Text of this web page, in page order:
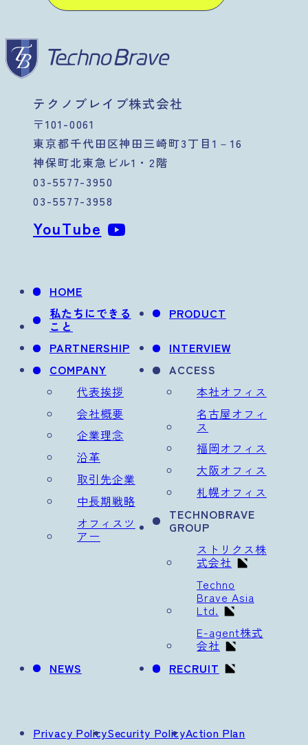
テクノブレイブ株式会社
〒101-0061
東京都千代田区神田三崎町3丁目1－16
神保町北東急ビル1・2階
03-5577-3950
03-5577-3958
YouTube
HOME
私たちにできる
こと
PRODUCT
PARTNERSHIP
INTERVIEW
COMPANY
代表挨拶
会社概要
企業理念
沿革
取引先企業
中長期戦略
オフィスツ
アー
ACCESS
本社オフィス
名古屋オフィ
ス
福岡オフィス
大阪オフィス
札幌オフィス
TECHNOBRAVE
GROUP
ストリクス株
式会社
Techno
Brave Asia
Ltd.
E-agent株式
会社
NEWS
RECRUIT
Privacy PolicySecurity PolicyAction Plan